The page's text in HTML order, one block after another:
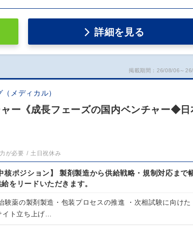
詳細を見る
掲載期間：26/08/06～
メディカル）
ー《成長フェーズの国内ベンチャー◆日
が必要 土日祝休み
核ポジション】 製剤製造から供給戦略・規制対応まで
をリードいただきます。
験薬の製剤製造・包装プロセスの推進 ・次相試験に向けた
イト立ち上げ…